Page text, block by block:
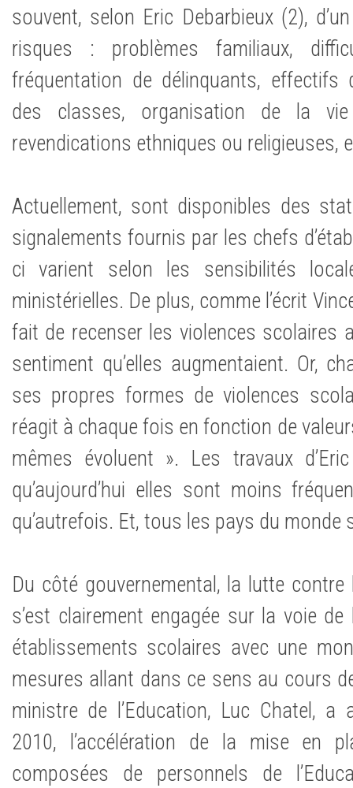
souvent, selon Eric Debarbieux (2),
risques : problèmes familiaux,
fréquentation de délinquants, effectifs
des classes, organisation de la vie
revendications ethniques ou religieuses,
Actuellement, sont disponibles des
signalements fournis par les chefs
ci varient selon les sensibilités
ministérielles. De plus, comme l’écrit
fait de recenser les violences scolaires
sentiment qu’elles augmentaient. Or,
ses propres formes de violences
réagit à chaque fois en fonction de
mêmes évoluent ». Les travaux
qu’aujourd’hui elles sont moins
qu’autrefois. Et, tous les pays du monde
Du côté gouvernemental, la lutte
s’est clairement engagée sur la voie
établissements scolaires avec une
mesures allant dans ce sens au cours
ministre de l’Education, Luc Chatel, a
2010, l’accélération de la mise en
composées de personnels de